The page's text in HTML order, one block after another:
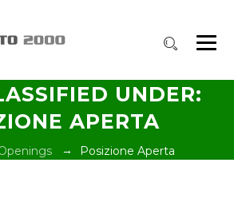
UNDER:
APERTA
→ Posizione Aperta